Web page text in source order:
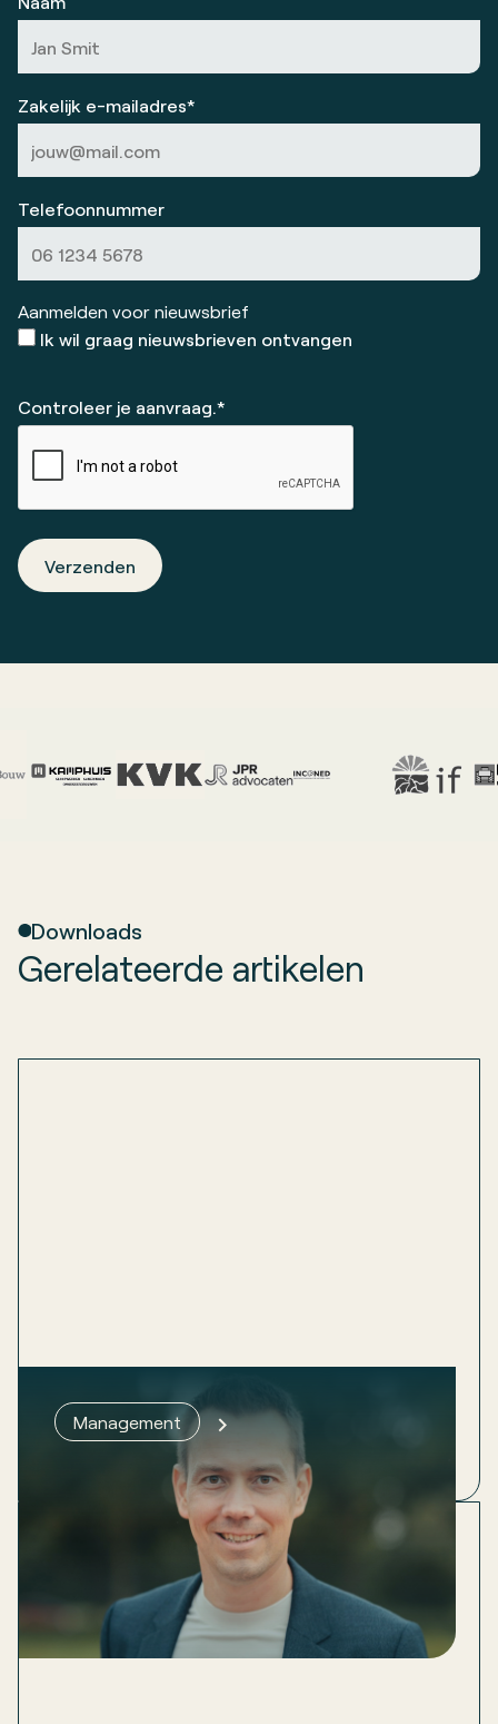
Zakelijk e-mailadres*
Telefoonnummer
Aanmelden voor nieuwsbrief
Ik wil graag nieuwsbrieven ontvangen
Controleer je aanvraag.*
Verzenden
Downloads
Gerelateerde artikelen
Management
Whitepaper ESG
Creëer meervoudige waarde in je bedrijf met ESG en